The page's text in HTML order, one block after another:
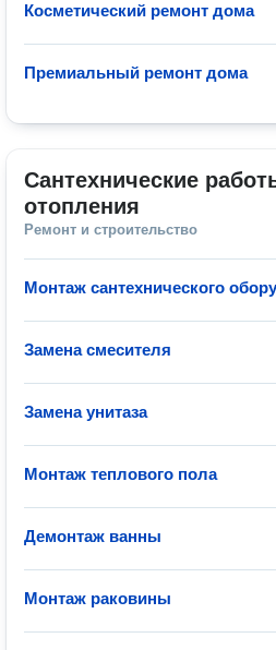
Косметический ремонт дома
Премиальный ремонт дома
Сантехнические
отопления
Ремонт и строительство
Монтаж сантехнического
Замена смесителя
Замена унитаза
Монтаж теплового пола
Демонтаж ванны
Монтаж раковины